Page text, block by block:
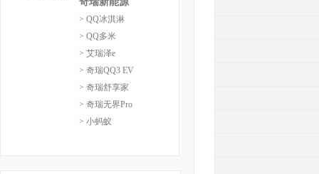
> QQ冰淇淋
> QQ多米
> 艾瑞泽e
> 奇瑞QQ3 EV
> 奇瑞舒享家
> 奇瑞无界Pro
> 小蚂蚁